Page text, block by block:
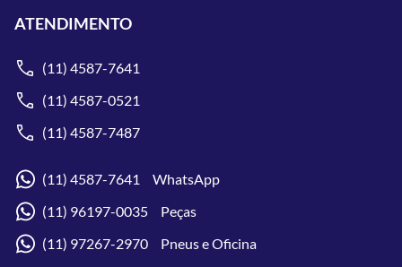
ATENDIMENTO
(11) 4587-7641
(11) 4587-0521
(11) 4587-7487
(11) 4587-7641 WhatsApp
(11) 96197-0035 Peças
(11) 97267-2970 Pneus e Oficina